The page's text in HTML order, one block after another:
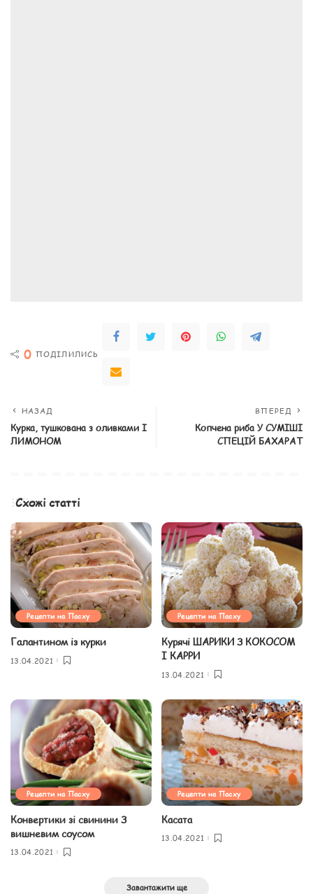
0 ПОДІЛИЛИСЬ
НАЗАД
Курка, тушкована з оливками І
ЛИМОНОМ
ВПЕРЕД
Копчена риба У СУМІШІ
СПЕЦІЙ БАХАРАТ
Схожі статті
Рецепти на Пасху
Галантином із курки
13.04.2021
Рецепти на Пасху
Курячі ШАРИКИ З КОКОСОМ
І КАРРИ
13.04.2021
Рецепти на Пасху
Конвертики зі свинини З
вишневим соусом
13.04.2021
Рецепти на Пасху
Касата
13.04.2021
Завантажити ще